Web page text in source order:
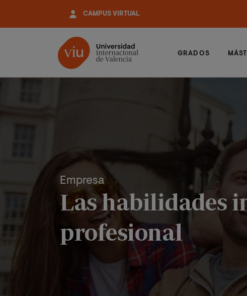
contenido
CAMPUS VIRTUAL
GRADOS
Empresa
Las habilidades
profesional